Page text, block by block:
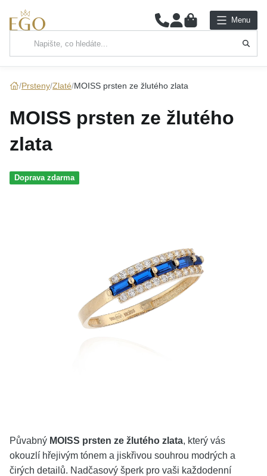
0 Menu
Hlavní kategorie
Prsteny Zlaté MOISS prsten ze žlutého zlata
MOISS prsten ze žlutého
zlata
Doprava zdarma
Půvabný MOISS prsten ze žlutého zlata, který vás
okouzlí hřejivým tónem a jiskřivou souhrou modrých a
čirých detailů. Nadčasový šperk pro vaši každodenní